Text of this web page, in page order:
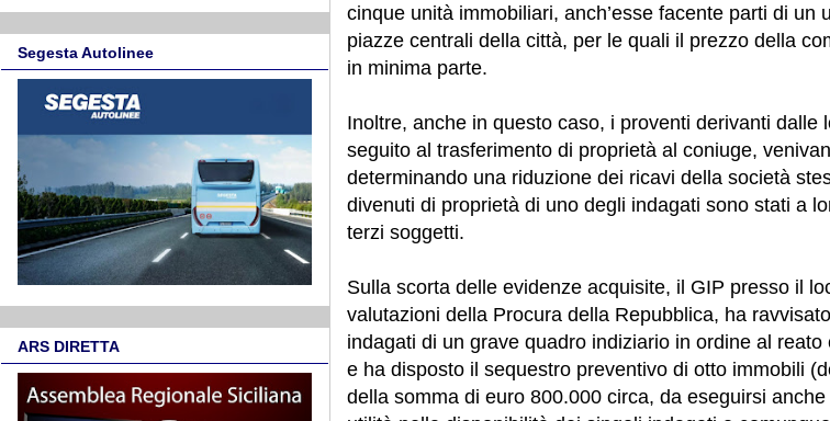
cinque unità immobiliari, anch’esse facente parti di un
piazze centrali della città, per le quali il prezzo della
in minima parte.
Inoltre, anche in questo caso, i proventi derivanti dalle
seguito al trasferimento di proprietà al coniuge,
determinando una riduzione dei ricavi della società
divenuti di proprietà di uno degli indagati sono stati a
terzi soggetti.
Sulla scorta delle evidenze acquisite, il GIP presso il
valutazioni della Procura della Repubblica, ha
indagati di un grave quadro indiziario in ordine al
e ha disposto il sequestro preventivo di otto immobili
della somma di euro 800.000 circa, da eseguirsi
Segesta Autolinee
ARS DIRETTA